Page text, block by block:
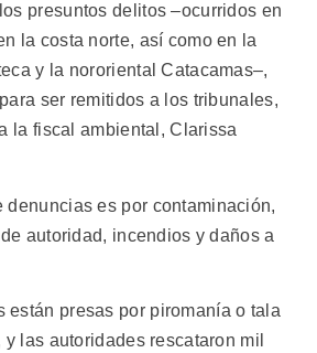
presuntos delitos –ocurridos en
la costa norte, así como en la
y la nororiental Catacamas–,
ser remitidos a los tribunales,
la fiscal ambiental, Clarissa
denuncias es por contaminación,
autoridad, incendios y daños a
están presas por piromanía o tala
las autoridades rescataron mil